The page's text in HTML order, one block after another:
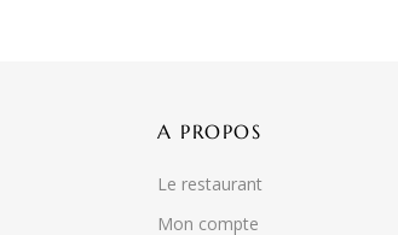
A PROPOS
Le restaurant
Mon compte